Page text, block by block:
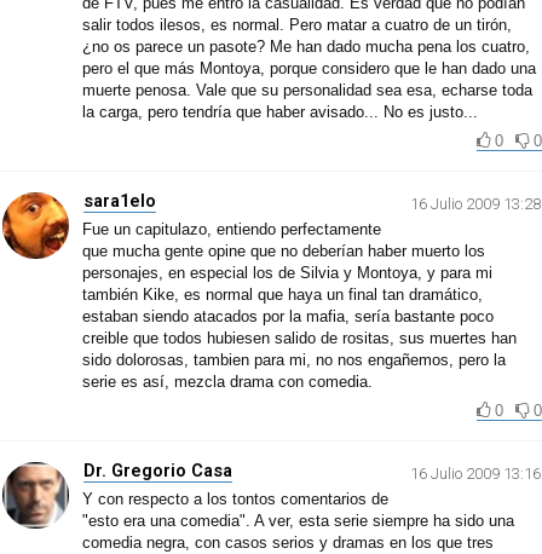
salir todos ilesos, es normal. Pero matar a cuatro de un tirón,
¿no os parece un pasote? Me han dado mucha pena los cuatro,
pero el que más Montoya, porque considero que le han dado una
muerte penosa. Vale que su personalidad sea esa, echarse toda
la carga, pero tendría que haber avisado... No es justo...
0
0
sara1elo
16 Julio 2009 13:28
Fue un capitulazo, entiendo perfectamente
que mucha gente opine que no deberían haber muerto los
personajes, en especial los de Silvia y Montoya, y para mi
también Kike, es normal que haya un final tan dramático,
estaban siendo atacados por la mafia, sería bastante poco
creible que todos hubiesen salido de rositas, sus muertes han
sido dolorosas, tambien para mi, no nos engañemos, pero la
serie es así, mezcla drama con comedia.
0
0
Dr. Gregorio Casa
16 Julio 2009 13:16
Y con respecto a los tontos comentarios de
"esto era una comedia". A ver, esta serie siempre ha sido una
comedia negra, con casos serios y dramas en los que tres